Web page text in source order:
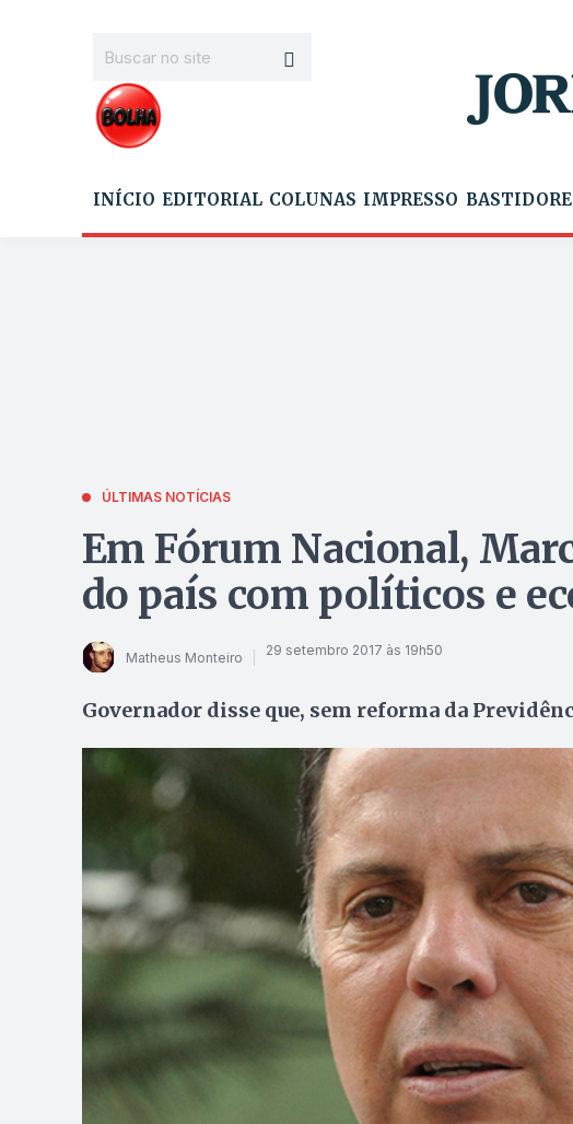
INÍCIO EDITORIAL COLUNAS IMPRESSO
ÚLTIMAS NOTÍCIAS
Em Fórum Nacional,
do país com políticos e
Matheus Monteiro 29 setembro 2017 às 19h50
Governador disse que, sem reforma da